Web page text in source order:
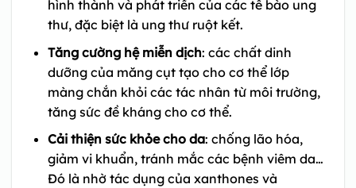
hình thành và phát triển của các tế bào ung
thư, đặc biệt là ung thư ruột kết.
Tăng cường hệ miễn dịch: các chất dinh
dưỡng của măng cụt tạo cho cơ thể lớp
màng chắn khỏi các tác nhân từ môi trường,
tăng sức đề kháng cho cơ thể.
Cải thiện sức khỏe cho da: chống lão hóa,
giảm vi khuẩn, tránh mắc các bệnh viêm da…
Đó là nhờ tác dụng của xanthones và